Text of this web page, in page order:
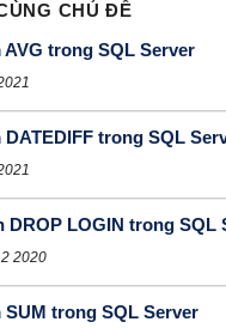
CHỦ ĐỀ
AVG trong SQL Server
DATEDIFF trong SQL
DROP LOGIN trong SQL
2020
SUM trong SQL Server